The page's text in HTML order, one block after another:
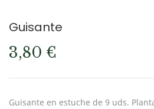
Guisante
3,80 €
Guisante en estuche de 9 uds.